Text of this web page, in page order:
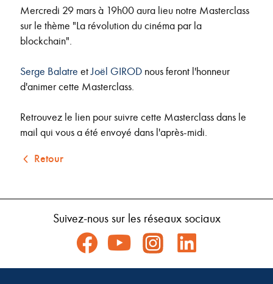
Mercredi 29 mars à 19h00 aura lieu notre Masterclass
sur le thème "La révolution du cinéma par la
blockchain".
Serge Balatre etJoël GIROD nous feront l'honneur
d'animer cette Masterclass.
Retrouvez le lien pour suivre cette Masterclass dans le
mail qui vous a été envoyé dans l'après-midi.
Retour
Suivez-nous sur les réseaux sociaux